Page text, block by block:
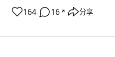
164 16 ↗ 分享